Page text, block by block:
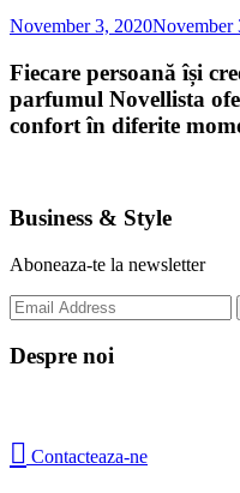
November 3, 2020November
Fiecare persoană își
parfumul Novellista
confort în diferite
Business & Style
Aboneaza-te la newsletter
Despre noi
 Contacteaza-ne